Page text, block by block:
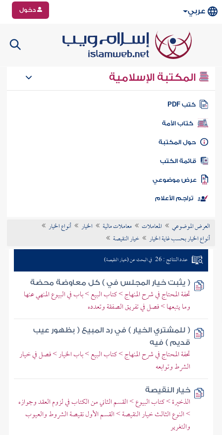
عربي دخول
المكتبة الإسلامية
كتب PDF
كتاب الأمة
المكتبة
الكتب
موضوعي
تراجم الأعلام
العرض الموضوعي المعاملات معاملات مالية الخيار
أنواع الخيار
أنواع الخيار بحسب غاية الخيار
خيار النقيصة
عدد النتائج : 26 في البحث عن (خيار النقيصة)
( يثبت خيار المجلس في ) كل معاوضة محضة
تحفة المحتاج في شرح المنهاج > كتاب البيع > باب في البيوع المنهي عنها
وما يتبعها > فصل في تفريق الصفقة وتعدده
( للمشتري الخيار ) في رد المبيع ( بظهور عيب
قديم ) فيه
تحفة المحتاج في شرح المنهاج > كتاب البيع > باب الخيار > فصل في خيار
الشرط وتوابعه
خيار النقيصة
الذخيرة > كتاب البيوع > القسم الثاني من الكتاب في لزوم العقد وجوازه
> النوع الثالث خيار النقيصة > القسم الأول نقيصة الشروط والعيوب
والتغرير